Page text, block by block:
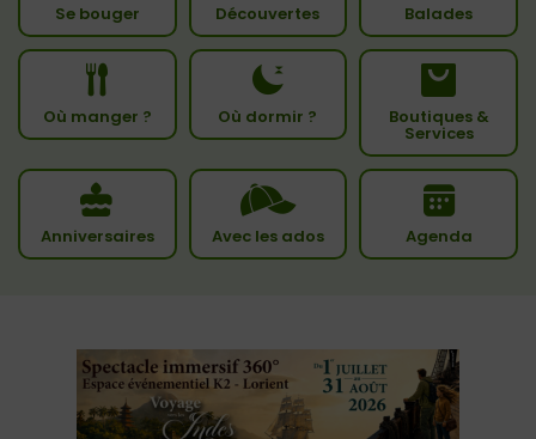
Se bouger Découvertes Balades
Où manger ? Où dormir ? Boutiques &
Services
Anniversaires Avec les ados Agenda